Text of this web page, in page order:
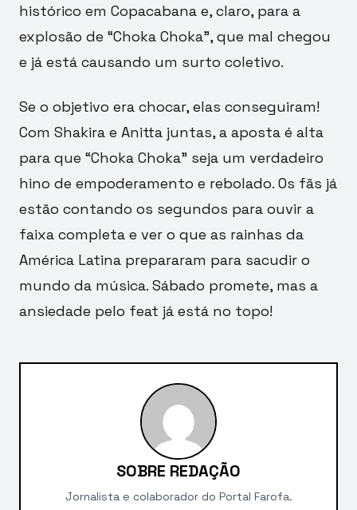
histórico em Copacabana e, claro, para a
explosão de “Choka Choka”, que mal chegou
e já está causando um surto coletivo.
Se o objetivo era chocar, elas conseguiram!
Com Shakira e Anitta juntas, a aposta é alta
para que “Choka Choka” seja um verdadeiro
hino de empoderamento e rebolado. Os fãs já
estão contando os segundos para ouvir a
faixa completa e ver o que as rainhas da
América Latina prepararam para sacudir o
mundo da música. Sábado promete, mas a
ansiedade pelo feat já está no topo!
SOBRE REDAÇÃO
Jornalista e colaborador do Portal Farofa.